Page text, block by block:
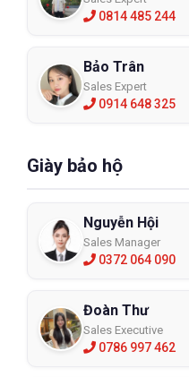
0814 485 244
Bảo Trân
Sales Expert
0914 648 325
Giày bảo hộ
Nguyễn Hội
Sales Manager
0372 064 090
Đoàn Thư
Sales Executive
0786 997 462